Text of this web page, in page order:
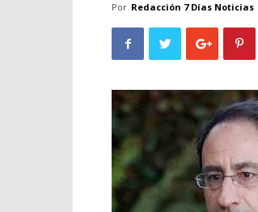
Por Redacción 7 Días Noticias